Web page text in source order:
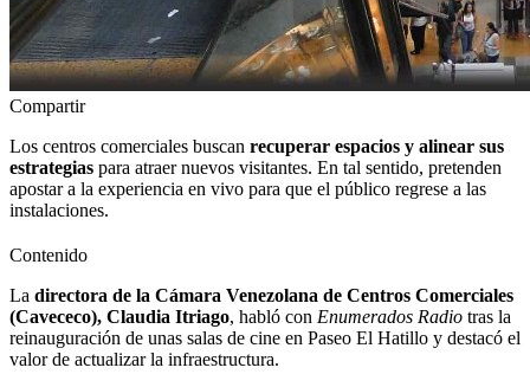
Compartir
Los centros comerciales buscan recuperar espacios y alinear sus
estrategias para atraer nuevos visitantes. En tal sentido, pretenden
apostar a la experiencia en vivo para que el público regrese a las
instalaciones.
Contenido
La directora de la Cámara Venezolana de Centros Comerciales
(Cavececo), Claudia Itriago, habló con Enumerados Radio tras la
reinauguración de unas salas de cine en Paseo El Hatillo y destacó el
valor de actualizar la infraestructura.